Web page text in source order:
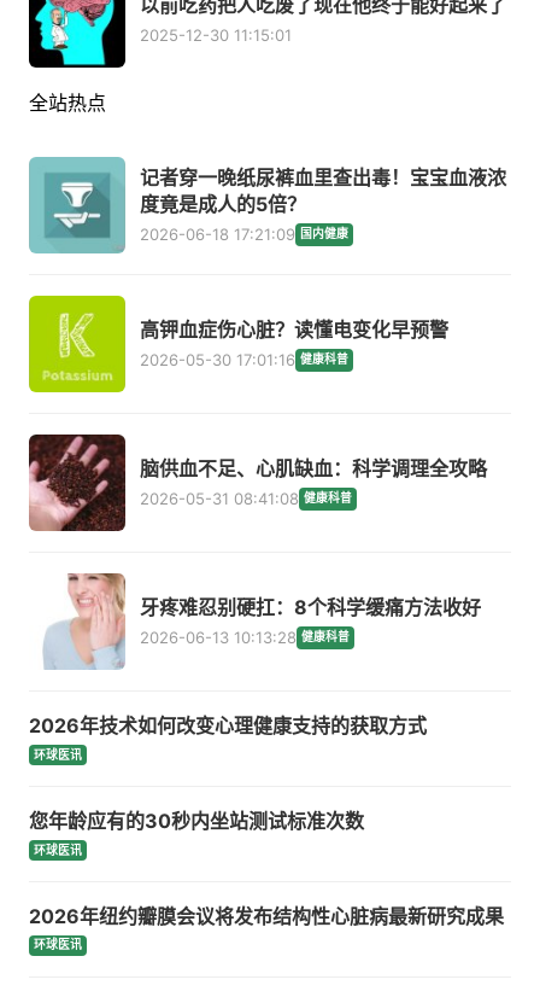
以前吃药把人吃废了现在他终于能好起来了
2025-12-30 11:15:01
全站热点
记者穿一晚纸尿裤血里查出毒！宝宝血液浓
度竟是成人的5倍？
2026-06-18 17:21:09 国内健康
高钾血症伤心脏？读懂电变化早预警
2026-05-30 17:01:16 健康科普
脑供血不足、心肌缺血：科学调理全攻略
2026-05-31 08:41:08 健康科普
牙疼难忍别硬扛：8个科学缓痛方法收好
2026-06-13 10:13:28 健康科普
2026年技术如何改变心理健康支持的获取方式
环球医讯
您年龄应有的30秒内坐站测试标准次数
环球医讯
2026年纽约瓣膜会议将发布结构性心脏病最新研究成果
环球医讯